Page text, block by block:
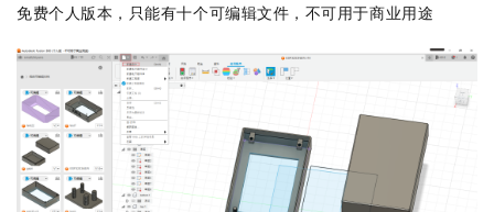
免费个人版本，只能有十个可编辑文件，不可用于商业用途